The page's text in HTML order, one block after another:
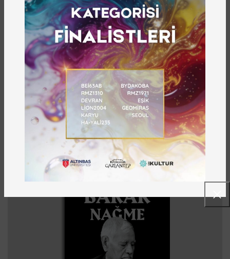
172 sayfadan oluşan kitap, İstiklâl Marşı ve Mehmet
Âkif Ersoy’a dair tarihî belgelerin, fotoğrafların, koleksiyon
ürünlerinin, yadigârların oluşturduğu zengin bir materyal
kaynağına sahiptir. Yetkin isimlerin yazıları ile bütünlük
oluşturan çalışma bu özelliği sayesinde belgesel kitap özelliğini
taşımaktadır.
Sonraki
ÖNE ÇIKANLAR